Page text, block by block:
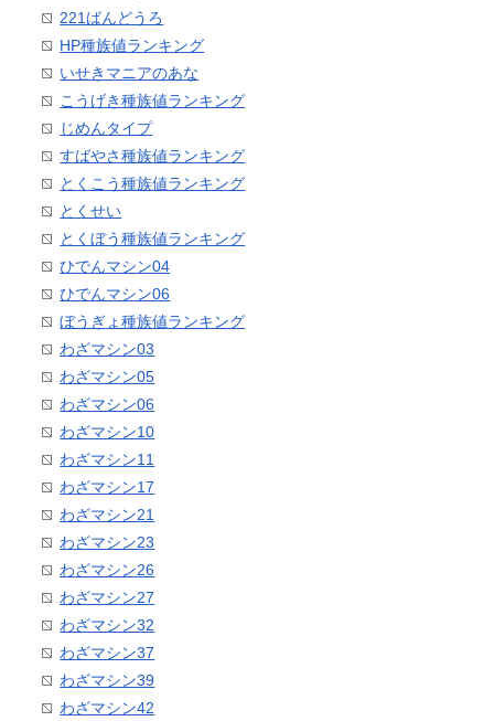
221ばんどうろ
HP種族値ランキング
いせきマニアのあな
こうげき種族値ランキング
じめんタイプ
すばやさ種族値ランキング
とくこう種族値ランキング
とくせい
とくぼう種族値ランキング
ひでんマシン04
ひでんマシン06
ぼうぎょ種族値ランキング
わざマシン03
わざマシン05
わざマシン06
わざマシン10
わざマシン11
わざマシン17
わざマシン21
わざマシン23
わざマシン26
わざマシン27
わざマシン32
わざマシン37
わざマシン39
わざマシン42